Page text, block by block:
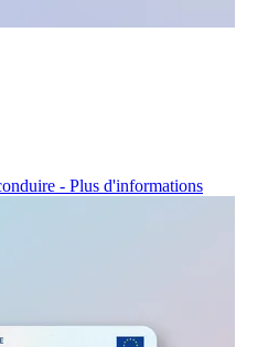
- Plus d'informations